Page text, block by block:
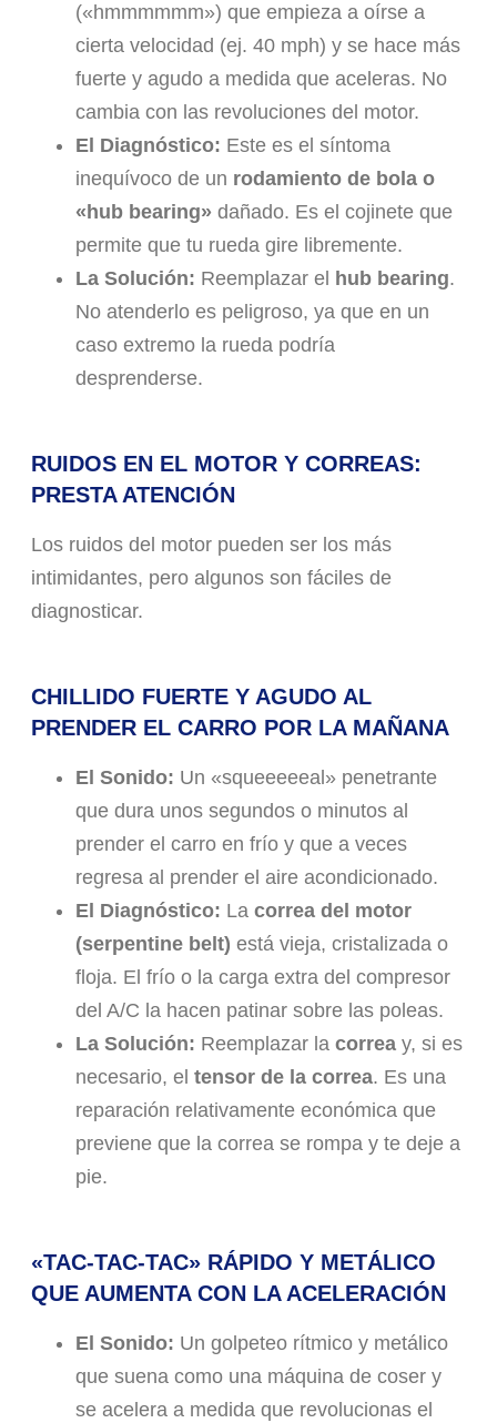
(«hmmmmmm») que empieza a oírse a
cierta velocidad (ej. 40 mph) y se hace más
fuerte y agudo a medida que aceleras. No
cambia con las revoluciones del motor.
El Diagnóstico: Este es el síntoma
inequívoco de un rodamiento de bola o
«hub bearing» dañado. Es el cojinete que
permite que tu rueda gire libremente.
La Solución: Reemplazar el hub bearing.
No atenderlo es peligroso, ya que en un
caso extremo la rueda podría
desprenderse.
RUIDOS EN EL MOTOR Y CORREAS:
PRESTA ATENCIÓN
Los ruidos del motor pueden ser los más
intimidantes, pero algunos son fáciles de
diagnosticar.
CHILLIDO FUERTE Y AGUDO AL
PRENDER EL CARRO POR LA MAÑANA
El Sonido: Un «squeeeeeal» penetrante
que dura unos segundos o minutos al
prender el carro en frío y que a veces
regresa al prender el aire acondicionado.
El Diagnóstico: La correa del motor
(serpentine belt) está vieja, cristalizada o
floja. El frío o la carga extra del compresor
del A/C la hacen patinar sobre las poleas.
La Solución: Reemplazar la correa y, si es
necesario, el tensor de la correa. Es una
reparación relativamente económica que
previene que la correa se rompa y te deje a
pie.
«TAC-TAC-TAC» RÁPIDO Y METÁLICO
QUE AUMENTA CON LA ACELERACIÓN
El Sonido: Un golpeteo rítmico y metálico
que suena como una máquina de coser y
se acelera a medida que revolucionas el